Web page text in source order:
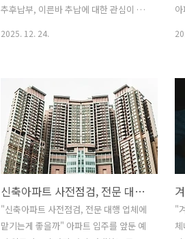
추후납부, 이른바 추납에 대한 관심이 눈
서 등장합니다. 단순히 노후 대비 차원이
아니라, 지금 시점의 제도와 환경을 고려
하면 추납이 상대적으로 매력적인 선택이
될 수 있기 때문입니다. 국민연금 추후납
부국민연금 추납은 과거에 보험료를 내지
못했던 기간이나 적용 제외 기간에 대해
나중에 한꺼번에 보험료를 납부해 가입
기간을 늘리는 제도입니다. 이 가입 기간
은 노령연금 수령 여부와 연금액을 결정
2025. 12. 24.
뮤
신축아파트 사전점검, 전문 대행 업체에 맡기는게 좋을까
"신축아파트 사전점검, 전문 대행 업체에
맡기는게 좋을까" 아파트 입주를 앞둔 예
"